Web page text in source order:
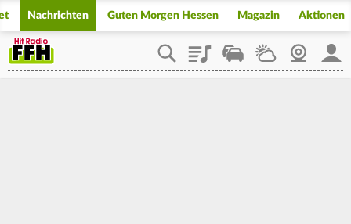
Nachrichten Guten Morgen Hessen Magazin Aktionen
PlaylistStaupilotWetterWebcam